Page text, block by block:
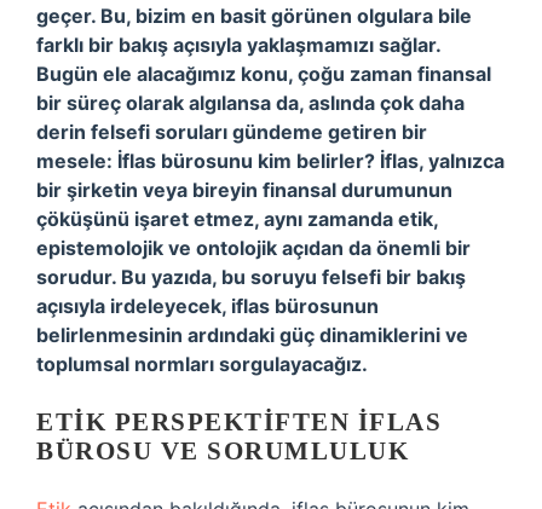
geçer. Bu, bizim en basit görünen olgulara bile
farklı bir bakış açısıyla yaklaşmamızı sağlar.
Bugün ele alacağımız konu, çoğu zaman finansal
bir süreç olarak algılansa da, aslında çok daha
derin felsefi soruları gündeme getiren bir
mesele: İflas bürosunu kim belirler? İflas, yalnızca
bir şirketin veya bireyin finansal durumunun
çöküşünü işaret etmez, aynı zamanda etik,
epistemolojik ve ontolojik açıdan da önemli bir
sorudur. Bu yazıda, bu soruyu felsefi bir bakış
açısıyla irdeleyecek, iflas bürosunun
belirlenmesinin ardındaki güç dinamiklerini ve
toplumsal normları sorgulayacağız.
ETIK PERSPEKTIFTEN İFLAS
BÜROSU VE SORUMLULUK